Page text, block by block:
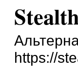
https://